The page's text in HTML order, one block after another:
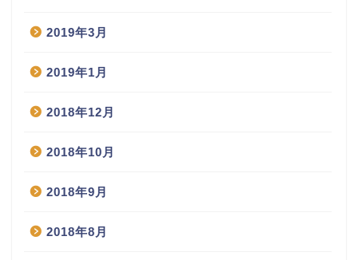
2019年3月
2019年1月
2018年12月
2018年10月
2018年9月
2018年8月